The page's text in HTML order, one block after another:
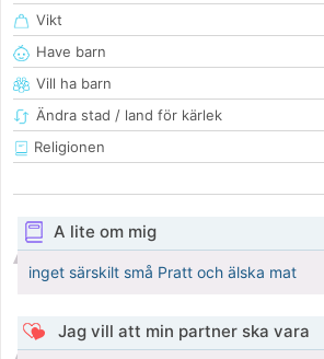
Vikt
Have barn
Vill ha barn
Ändra stad / land för kärlek
Religionen
A lite om mig
inget särskilt små Pratt och älska mat
Jag vill att min partner ska vara